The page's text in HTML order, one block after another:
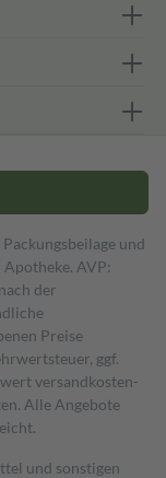
und
AVP:
der
Preise
ggf.
versand­kosten­
Alle Angebote
und sonstigen